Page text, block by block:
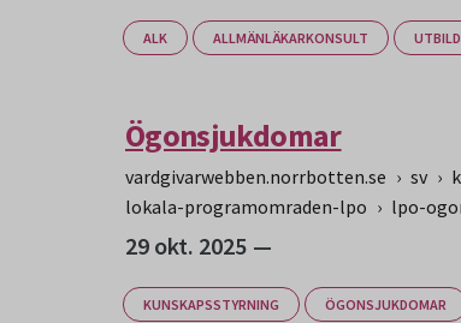
ALK ALLMÄNLÄKARKONSULT
Ögonsjukdomar
vardgivarwebben.norrbotten.se › sv ›
lokala-programomraden-lpo › lpo-
29 okt. 2025
KUNSKAPSSTYRNING ÖGONSJUKDOMAR